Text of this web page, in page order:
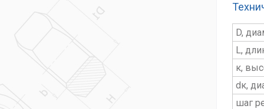
D,
L,
к,
dк,
шаг